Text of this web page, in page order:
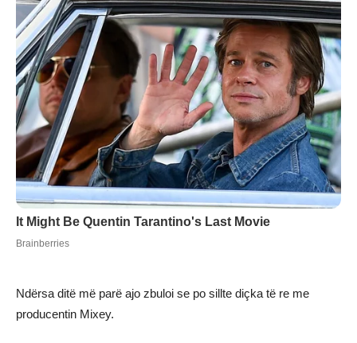
Ndërsa ditë më parë ajo zbuloi se po sillte diçka të re me
producentin Mixey.